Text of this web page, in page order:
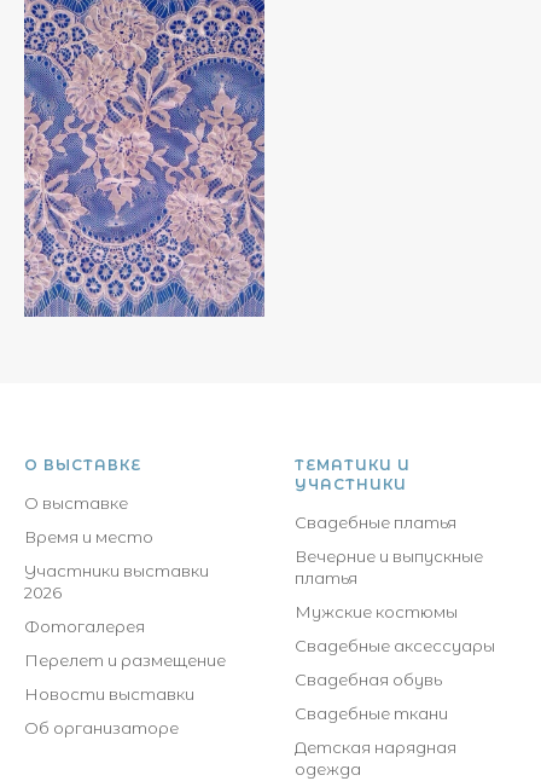
О ВЫСТАВКЕ
О выставке
Время и место
Участники выставки
2026
Фотогалерея
Перелет и размещение
Новости выставки
Об организаторе
ТЕМАТИКИ И
УЧАСТНИКИ
Свадебные платья
Вечерние и выпускные
платья
Мужские костюмы
Свадебные аксессуары
Свадебная обувь
Свадебные ткани
Детская нарядная
одежда